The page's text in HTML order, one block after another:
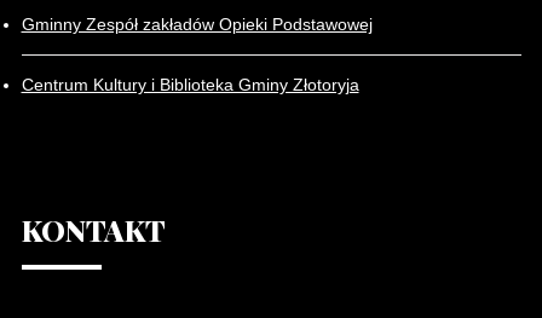
Gminny Zespół zakładów Opieki Podstawowej
Centrum Kultury i Biblioteka Gminy Złotoryja
KONTAKT